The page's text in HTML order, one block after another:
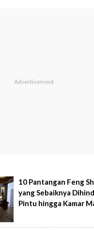
10 Pantangan Feng
yang Sebaiknya
Pintu hingga Kamar